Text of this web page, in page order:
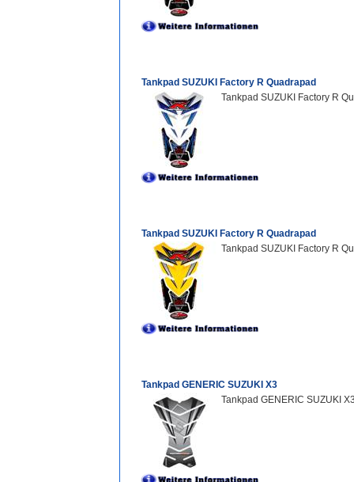
Tankpad SUZUKI Factory R Quadrapad
Tankpad SUZUKI Factory R
Tankpad SUZUKI Factory R Quadrapad
Tankpad SUZUKI Factory R
Tankpad GENERIC SUZUKI X3
Tankpad GENERIC SUZUKI